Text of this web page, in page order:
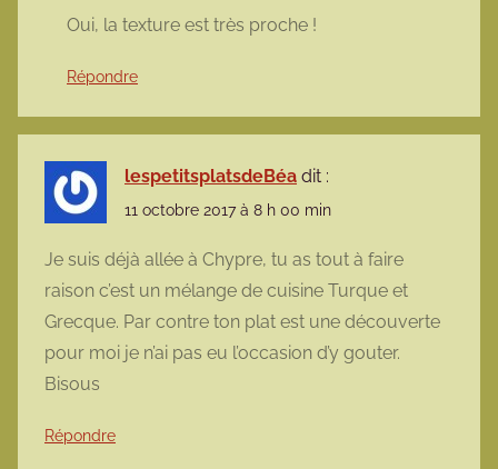
Oui, la texture est très proche !
Répondre
lespetitsplatsdeBéa dit :
11 octobre 2017 à 8 h 00 min
Je suis déjà allée à Chypre, tu as tout à faire
raison c’est un mélange de cuisine Turque et
Grecque. Par contre ton plat est une découverte
pour moi je n’ai pas eu l’occasion d’y gouter.
Bisous
Répondre